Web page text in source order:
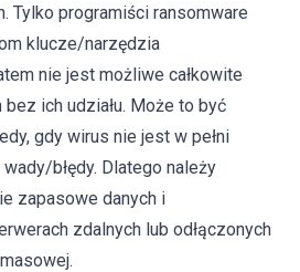
Tylko programiści ransomware
klucze/narzędzia
nie jest możliwe całkowite
ich udziału. Może to być
gdy wirus nie jest w pełni
błędy. Dlatego należy
zapasowe danych i
zdalnych lub odłączonych